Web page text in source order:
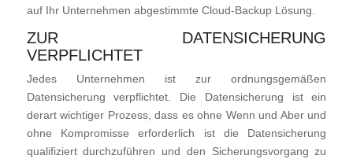
auf Ihr Unternehmen abgestimmte Cloud-Backup Lösung.
ZUR DATENSICHERUNG
VERPFLICHTET
Jedes Unternehmen ist zur ordnungsgemäßen
Datensicherung verpflichtet. Die Datensicherung ist ein
derart wichtiger Prozess, dass es ohne Wenn und Aber und
ohne Kompromisse erforderlich ist die Datensicherung
qualifiziert durchzuführen und den Sicherungsvorgang zu